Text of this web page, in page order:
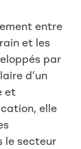
entre
et les
par
d’un
et
elle
le secteur